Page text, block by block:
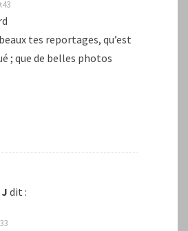
tes reportages, qu’est
; que de belles photos
dit :